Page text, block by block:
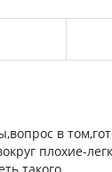
в
плохие-